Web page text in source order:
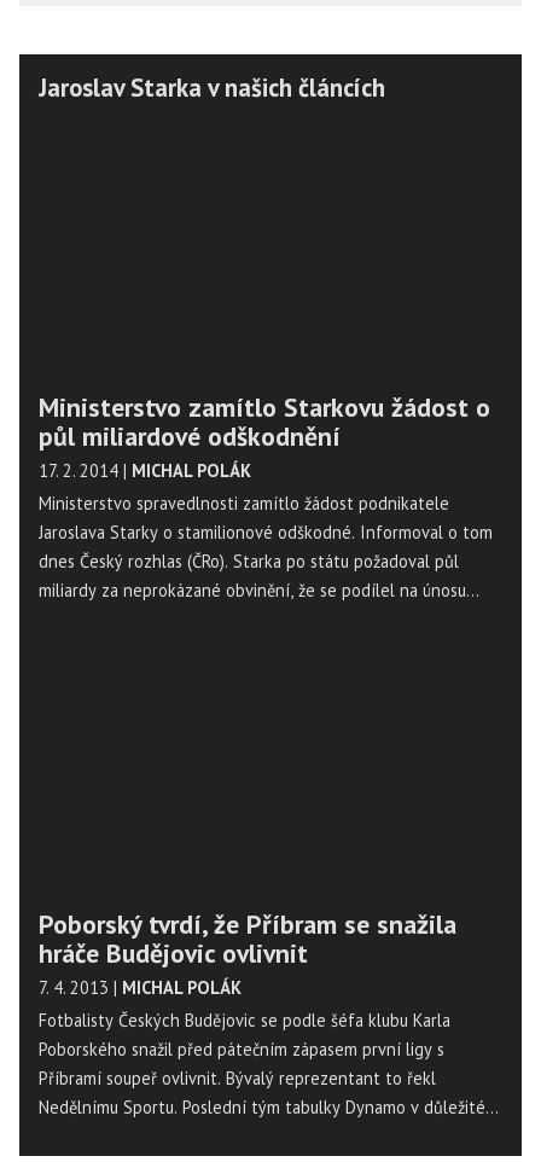
Jaroslav Starka v našich článcích
Ministerstvo zamítlo Starkovu žádost o
půl miliardové odškodnění
17. 2. 2014 | MICHAL POLÁK
Ministerstvo spravedlnosti zamítlo žádost podnikatele
Jaroslava Starky o stamilionové odškodné. Informoval o tom
dnes Český rozhlas (ČRo). Starka po státu požadoval půl
miliardy za neprokázané obvinění, že se podílel na únosu
Poborský tvrdí, že Příbram se snažila
hráče Budějovic ovlivnit
7. 4. 2013 | MICHAL POLÁK
Fotbalisty Českých Budějovic se podle šéfa klubu Karla
Poborského snažil před pátečním zápasem první ligy s
Příbramí soupeř ovlivnit. Bývalý reprezentant to řekl
Nedělnímu Sportu. Poslední tým tabulky Dynamo v důležitém